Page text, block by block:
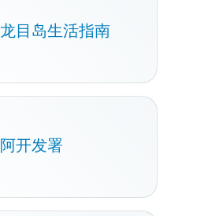
龙目岛生活指南
阿开发署